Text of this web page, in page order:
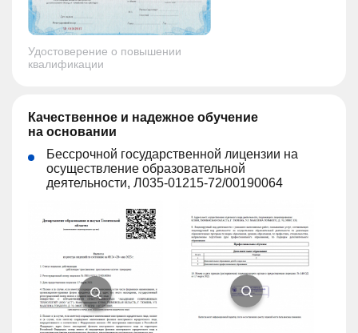
Удостоверение о повышении
квалификации
Качественное и надежное обучение
на основании
Бессрочной государственной лицензии на
осуществление образовательной
деятельности, Л035-01215-72/00190064